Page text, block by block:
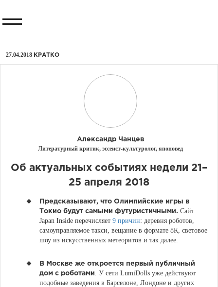
27.04.2018 КРАТКО
Александр Чанцев
Литературный критик, эссеист-культуролог, японовед
Об актуальных событиях недели 21–
25 апреля 2018
Предсказывают, что Олимпийские игры в
Токио будут самыми футуристичными. Сайт
Japan Inside перечисляет 9 причин: деревня роботов,
самоуправляемое такси, вещание в формате 8К, световое
шоу из искусственных метеоритов и так далее.
В Москве же откроется первый публичный
дом с роботами. У сети LumiDolls уже действуют
подобные заведения в Барселоне, Лондоне и других